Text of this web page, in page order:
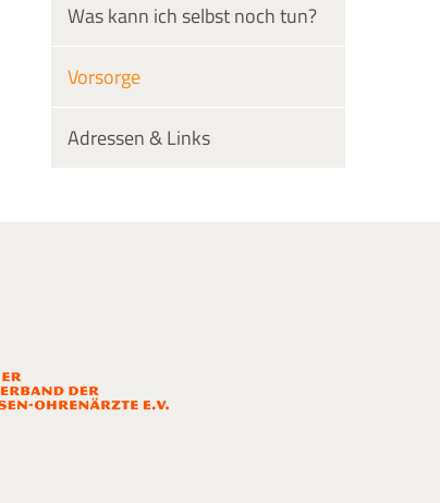
Was kann ich selbst noch tun?
Vorsorge
Adressen & Links